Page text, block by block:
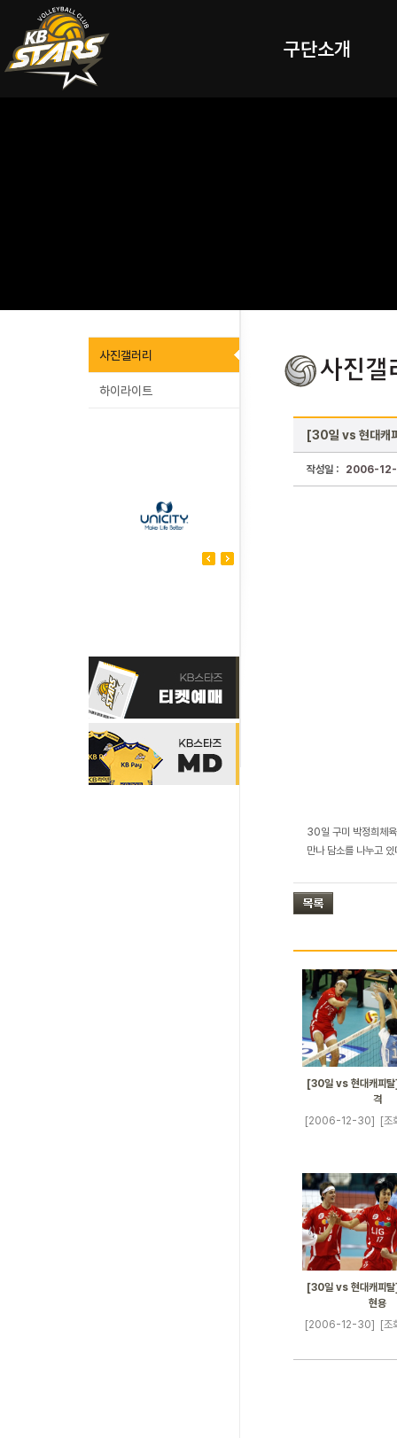
구단소개
사진갤러리
하이라이트
[30일 vs 현대캐
작성일 : 2006-
30일 구미 박정희체
만나 담소를 나누고 있
[30일 vs 현대캐피탈
격
[2006-12-30]
[
[30일 vs 현대캐피탈
현용
[2006-12-30]
[